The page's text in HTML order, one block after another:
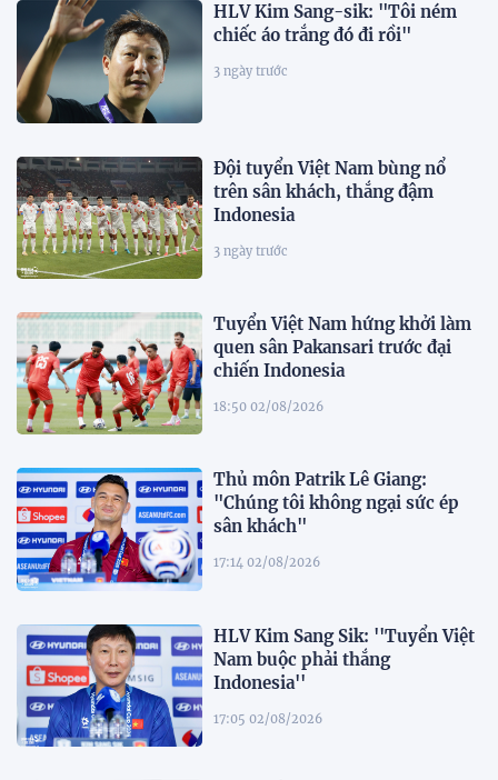
HLV Kim Sang-sik: "Tôi ném
chiếc áo trắng đó đi rồi"
3 ngày trước
Đội tuyển Việt Nam bùng nổ
trên sân khách, thắng đậm
Indonesia
3 ngày trước
Tuyển Việt Nam hứng khởi làm
quen sân Pakansari trước đại
chiến Indonesia
18:50 02/08/2026
Thủ môn Patrik Lê Giang:
"Chúng tôi không ngại sức ép
sân khách"
17:14 02/08/2026
HLV Kim Sang Sik: ''Tuyển Việt
Nam buộc phải thắng
Indonesia''
17:05 02/08/2026